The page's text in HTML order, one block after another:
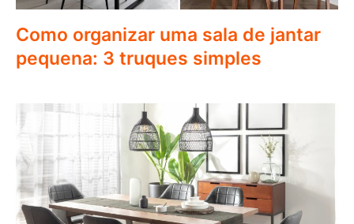
Como organizar uma sala de jantar
pequena: 3 truques simples